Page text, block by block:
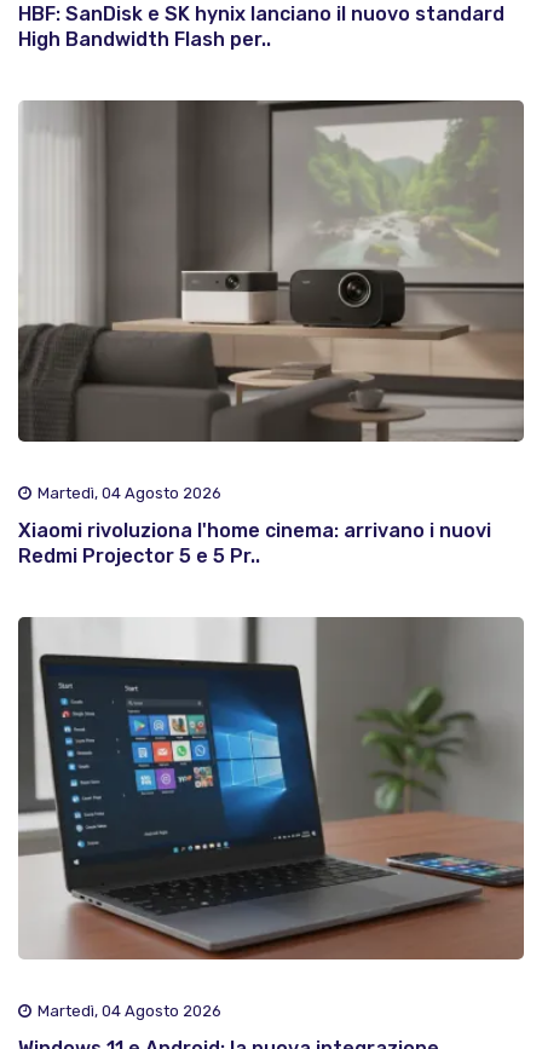
HBF: SanDisk e SK hynix lanciano il nuovo standard
High Bandwidth Flash per..
Martedì, 04 Agosto 2026
Xiaomi rivoluziona l'home cinema: arrivano i nuovi
Redmi Projector 5 e 5 Pr..
Martedì, 04 Agosto 2026